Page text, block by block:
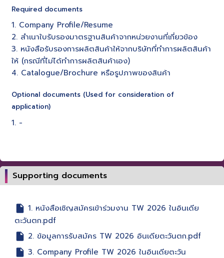
Required documents
1. Company Profile/Resume
2. สำเนาใบรับรองมาตรฐานสินค้าจากหน่วยงานที่เกี่ยวข้อง
3. หนังสือรับรองการผลิตสินค้าให้จากบริษัทที่ทำการผลิตสินค้า
ให้ (กรณีที่ไม่ได้ทำการผลิตสินค้าเอง)
4. Catalogue/Brochure หรือรูปภาพของสินค้า
Optional documents (Used for consideration of
application)
1. -
Supporting documents
1. หนังสือเชิญสมัครเข้าร่วมงาน TW 2026 ในอินเดีย
ตะวันตก.pdf
2. ข้อมูลการรับสมัคร TW 2026 อินเดียตะวันตก.pdf
3. Company Profile TW 2026 ในอินเดียตะวัน